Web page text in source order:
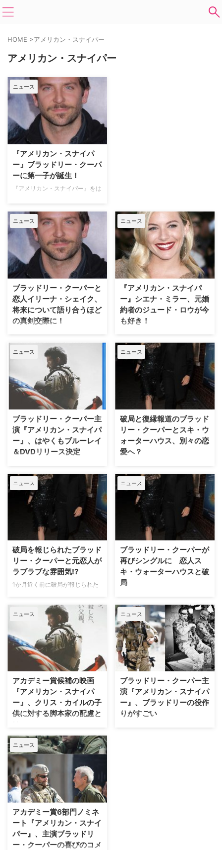
HOME >アメリカン・スナイパー
アメリカン・スナイパー
ニュース
『アメリカン・スナイパ
ー』ブラッドリー・クーパ
ーに第一子が誕生！
『アメリカン・スナイパー』をは
されたブラッドリー・クーパーに
第一子が誕生していたことが分か
った。米E!Onlineなどが報じてい
る。 関係者によると、ブラッド
リーの恋人で人気ロシア人モデル
のイリーナ・シェイクが2週間前
にリア・デ・セイン・シェイク・
クーパーと命…
ニュース
ブラッドリー・クーパーと
恋人イリーナ・シェイク、
将来について語り合うほど
の真剣交際に！
映画『世界にひとつのプレイブッ
ク』『アメリカン・ハッスル』
『アメリカン・スナイパー』で3
年連続アカデミー賞にノミネート
された人気俳優ブラッドリー・ク
ーパー。彼が、かねてから交際し
ているロシア人モデルのイリー
ナ・シェイクと、将来について語
り合うほどの真剣交際に発展して
いることが分かった。米E!Online
が報じている。 …
ニュース
『アメリカン・スナイパ
ー』シエナ・ミラー、元婚
約者のジュード・ロウが今
も好き！
女優のシエナ・ミラー（『アメリ
カン・スナイパー』）といえば、
2000年に入ってから、俳優のジ
ュード・ロウ（『サイド・エフェ
クト』）と婚約し、破局や復縁を
繰り返してきた。ジュードとの大
きな浮き沈みを経験したシエナだ
が、最近のPorter誌のインタビュ
いると明かしている。 【関連記
事】イケメン…
ニュース
ブラッドリー・クーパー主
演『アメリカン・スナイパ
ー』、はやくもブルーレイ
＆DVDリリース決定
第87回アカデミー賞音響編集賞
受賞のほか、作品賞・主演男優賞
など計5部門ノミネートを果たし
た映画『アメリカン・スナイパ
ー』のブルーレイ＆DVDリリー
スとデジタルレンタル配信が、7
月8日（水）より開始される。さ
らにそれに先駆け、6月10日
がスタートする。 【関連記事】
クリント・イーストウッド…
ニュース
破局と復縁報道のブラッド
リー・クーパーとスキ・ウ
ォーターハウス、別々の恋
愛へ？
2年間の交際の末、今年3月に破
局が報じられたブラッドリー・ク
ーパー（映画『アメリカン・スナ
イパー』）と英国人モデルのス
キ・ウォーターハウス。その後、
復縁説が浮上していた二人だが、
それは単なる噂だったようだ。現
地時間の今月25日、スキが俳優
『X-Men:フューチャー&パス
ト』）とディナーをし…
ニュース
破局を報じられたブラッド
リー・クーパーと元恋人が
ラブラブな雰囲気!?
1か月近く前に破局が報じられた
モデルのスキ・ウォーターハウ
ス。2年間の交際ののちに別れた
二人が、今月10日の金曜、カリ
フォルニア州インディオで開催さ
れている野外音楽祭、コーチェ
ラ・フェスティバルで一緒に過ご
していたという。しかもラブラブ
画】一時はこんな噂も…..
ニュース
ブラッドリー・クーパーが
再びシングルに 恋人ス
キ・ウォーターハウスと破
局
『エイリアス』や映画『アメリカ
ン・スナイパー』で知られる俳優
のブラッドリー・クーパーが、2
年前から交際していた英国人モデ
ルのスキ・ウォーターハウスと破
局したと米Us Weeklyなどが伝え
た。 【関連動画】ブラッドリー･
クーパー、モデルの恋人スキ･ウ
ォーターハウスと結婚間近!?（W
流） ある情報源が同サイトに明
かしたと…
ニュース
アカデミー賞候補の映画
『アメリカン・スナイパ
ー』、クリス・カイルの子
供に対する脚本家の配慮と
2月21日（土）より日本でも公開
となった、オスカー監督クリン
ト・イーストウッドと人気俳優の
ブラッドリー・クーパーがタッグ
を組んだ映画『アメリカン・スナ
イパー』。米軍最強と言われた伝
説の狙撃手クリス・カイルの栄光
と苦悩を描いた本作で、脚本家が
クリスの二人の子供に配慮をし、
結末のある部分を排除したとコメ
ントしている。 【関…
ニュース
ブラッドリー・クーパー主
演『アメリカン・スナイパ
ー』、ブラッドリーの役作
りがすごい
クリント・イーストウッド監督作
ニュース
アカデミー賞6部門ノミネ
ート『アメリカン・スナイ
パー』、主演ブラッドリ
ー・クーパーの喜びのコメ